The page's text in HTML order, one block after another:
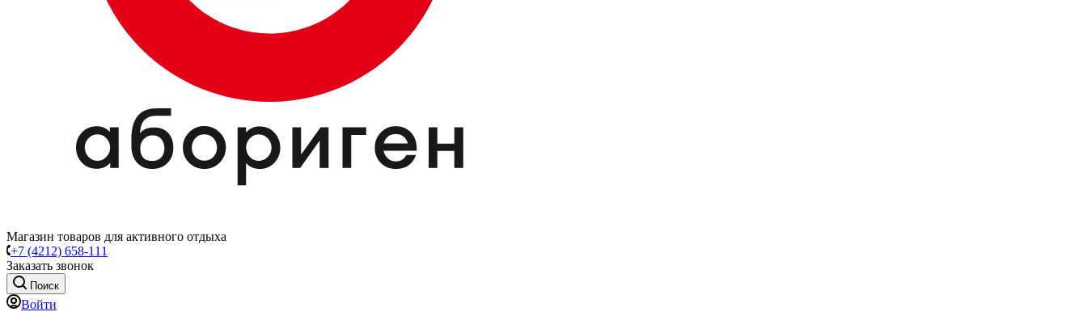
Магазин товаров для активного отдыха
+7 (4212) 658-111
Заказать звонок
Поиск
Войти